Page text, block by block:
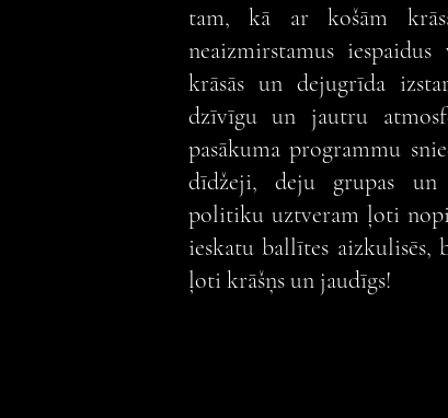
tam, kā ar košām
neaizmirstamus
krāsās un dejugrīda
dzīvīgu un jautru
pasākuma programmu
dīdžeji, deju grupas un
politiku uztveram ļoti
ieskatu ballītes
ļoti krāšņs un jaudīgs!